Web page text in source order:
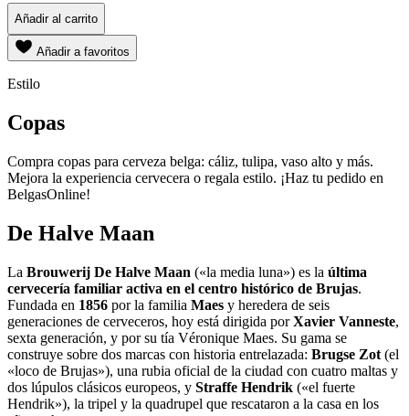
Añadir al carrito
Añadir a favoritos
Estilo
Copas
Compra copas para cerveza belga: cáliz, tulipa, vaso alto y más.
Mejora la experiencia cervecera o regala estilo. ¡Haz tu pedido en
BelgasOnline!
De Halve Maan
La Brouwerij De Halve Maan («la media luna») es la última
cervecería familiar activa en el centro histórico de Brujas.
Fundada en 1856 por la familia Maes y heredera de seis
generaciones de cerveceros, hoy está dirigida porXavier Vanneste,
sexta generación, y por su tía Véronique Maes. Su gama se
construye sobre dos marcas con historia entrelazada: Brugse Zot (el
«loco de Brujas»), una rubia oficial de la ciudad con cuatro maltas y
dos lúpulos clásicos europeos, y Straffe Hendrik («el fuerte
Hendrik»), la tripel y la quadrupel que rescataron a la casa en los